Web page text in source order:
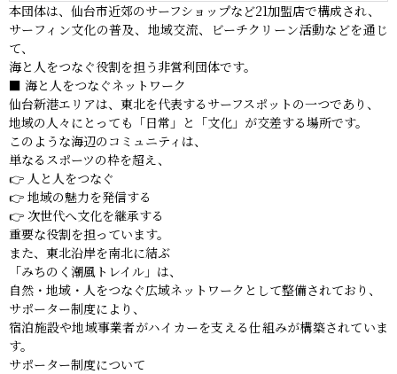
本団体は、仙台市近郊のサーフショップなど21加盟店で構成され、
サーフィン文化の普及、地域交流、ビーチクリーン活動などを通じ
て、
海と人をつなぐ役割を担う非営利団体です。
■ 海と人をつなぐネットワーク
仙台新港エリアは、東北を代表するサーフスポットの一つであり、
地域の人々にとっても「日常」と「文化」が交差する場所です。
このような海辺のコミュニティは、
単なるスポーツの枠を超え、
👉 人と人をつなぐ
👉 地域の魅力を発信する
👉 次世代へ文化を継承する
重要な役割を担っています。
また、東北沿岸を南北に結ぶ
「みちのく潮風トレイル」は、
自然・地域・人をつなぐ広域ネットワークとして整備されており、
サポーター制度により、
宿泊施設や地域事業者がハイカーを支える仕組みが構築されていま
す。
サポーター制度について